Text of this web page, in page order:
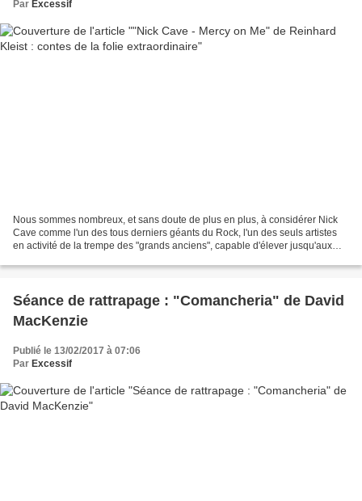
Par Excessif
Nous sommes nombreux, et sans doute de plus en plus, à considérer Nick
Cave comme l'un des tous derniers géants du Rock, l'un des seuls artistes
en activité de la trempe des "grands anciens", capable d'élever jusqu'aux
Séance de rattrapage : "Comancheria" de David
MacKenzie
Publié le 13/02/2017 à 07:06
Par Excessif